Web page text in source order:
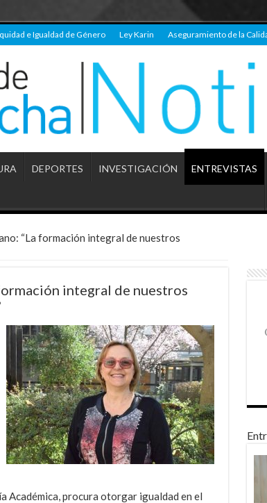
e Igualdad de Género Ley Karin Aseguramiento de la
DEPORTES INVESTIGACIÓN ENTREVISTAS
“La formación integral de nuestros
integral de nuestros
Académica, procura otorgar igualdad en el